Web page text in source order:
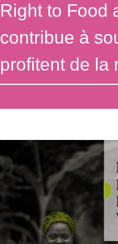
Right to Food
contribue à
profitent de la